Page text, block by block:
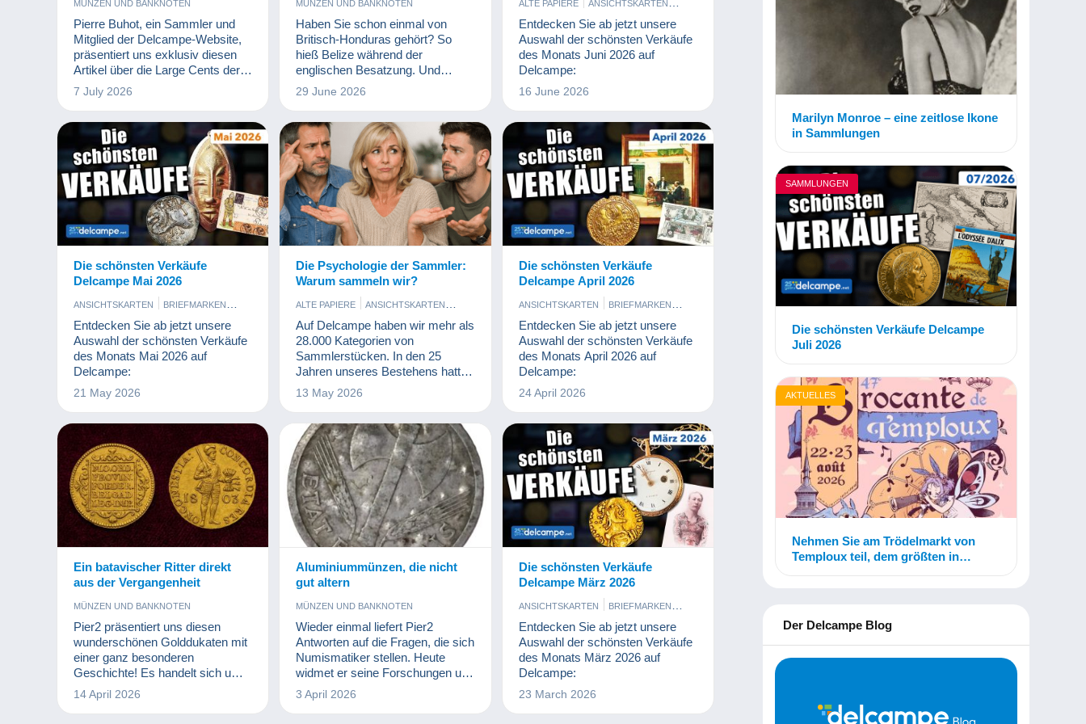
MÜNZEN UND BANKNOTEN
Pierre Buhot, ein Sammler und
Mitglied der Delcampe-Website,
präsentiert uns exklusiv diesen
Artikel über die Large Cents der
Vereinigten Staaten. Wir danken
ihm für diese umfassende und
7 July 2026
MÜNZEN UND BANKNOTEN
Haben Sie schon einmal von
Britisch-Honduras gehört? So
hieß Belize während der
englischen Besatzung. Und
damals hatte dieses Gebiet seine
erklärt.
29 June 2026
ALTE PAPIERE
ANSICHTSKARTEN
BRIEFMARKEN
KUNST UND ANTIQUITÄNTEN
MÜNZEN UND BANKNOTEN
PHOTOGRAPHICA
Entdecken Sie ab jetzt unsere
Auswahl der schönsten Verkäufe
des Monats Juni 2026 auf
Delcampe:
16 June 2026
Die schönsten Verkäufe
Delcampe Mai 2026
ANSICHTSKARTEN
BRIEFMARKEN
KUNST UND ANTIQUITÄNTEN
MÜNZEN UND BANKNOTEN
PARFUM
PHOTOGRAPHICA
SCHMUCK
Entdecken Sie ab jetzt unsere
Auswahl der schönsten Verkäufe
des Monats Mai 2026 auf
Delcampe:
21 May 2026
Die Psychologie der Sammler:
Warum sammeln wir?
ALTE PAPIERE
ANSICHTSKARTEN
BRIEFMARKEN
COMICS
ESSEN UND TRINKEN
KINO, FILM UND VIDEO
KUNST UND ANTIQUITÄNTEN
PARFUM
SPIELZEUG
Auf Delcampe haben wir mehr als
28.000 Kategorien von
Sammlerstücken. In den 25
Jahren unseres Bestehens hatten
wir Zeit, Messen zu besuchen
und Tausende von Enthusiasten
Leidenschaft teilen: das
Sammeln.
13 May 2026
Die schönsten Verkäufe
Delcampe April 2026
ANSICHTSKARTEN
BRIEFMARKEN
KUNST UND ANTIQUITÄNTEN
MÜNZEN UND BANKNOTEN
PHOTOGRAPHICA
Entdecken Sie ab jetzt unsere
Auswahl der schönsten Verkäufe
des Monats April 2026 auf
Delcampe:
24 April 2026
Ein batavischer Ritter direkt
aus der Vergangenheit
MÜNZEN UND BANKNOTEN
Pier2 präsentiert uns diesen
wunderschönen Golddukaten mit
einer ganz besonderen
Geschichte! Es handelt sich um
eine Goldmünze mit einem
Gewicht von 3,494 g und einem
14 April 2026
Aluminiummünzen, die nicht
gut altern
MÜNZEN UND BANKNOTEN
Wieder einmal liefert Pier2
Antworten auf die Fragen, die sich
Numismatiker stellen. Heute
widmet er seine Forschungen und
sein Wissen den Münzen mit
„Blasen“!
3 April 2026
Die schönsten Verkäufe
Delcampe März 2026
ANSICHTSKARTEN
BRIEFMARKEN
KUNST UND ANTIQUITÄNTEN
MÜNZEN UND BANKNOTEN
PHOTOGRAPHICA
Entdecken Sie ab jetzt unsere
Auswahl der schönsten Verkäufe
des Monats März 2026 auf
Delcampe:
23 March 2026
Marilyn Monroe – eine zeitlose Ikone
in Sammlungen
SAMMLUNGEN
Die schönsten Verkäufe Delcampe
Juli 2026
AKTUELLES
Nehmen Sie am Trödelmarkt von
Temploux teil, dem größten in
Der Delcampe Blog